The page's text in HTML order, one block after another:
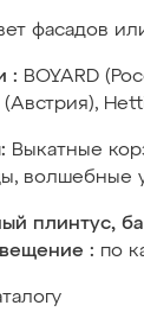
фасадов
: BOYARD
(Австрия),
Выкатные
волшебные
плинтус,
: по